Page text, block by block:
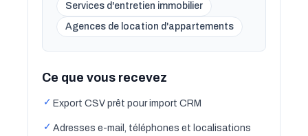
Services d'entretien immobilier
Agences de location d'appartements
Ce que vous recevez
✓ Export CSV prêt pour import CRM
✓ Adresses e-mail, téléphones et localisations